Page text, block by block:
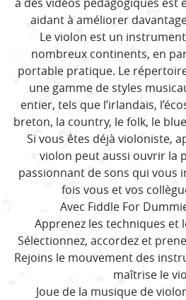
aidant à améliorer
Le violon est un
nombreux continents, en
portable pratique. Le
une gamme de styles
entier, tels que l’irlandais,
breton, la country, le folk, le
Si vous êtes déjà violoniste,
violon peut aussi ouvrir la
passionnant de sons qui vous
fois vous et vos
Avec Fiddle For
Apprenez les techniques et
Sélectionnez, accordez et
Rejoins le mouvement des
maîtrise le
Joue de la musique de